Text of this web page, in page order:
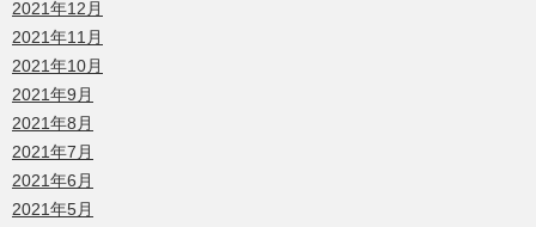
2021年12月
2021年11月
2021年10月
2021年9月
2021年8月
2021年7月
2021年6月
2021年5月